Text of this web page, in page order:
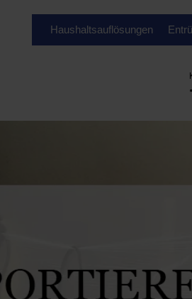
Haushaltsauflösungen